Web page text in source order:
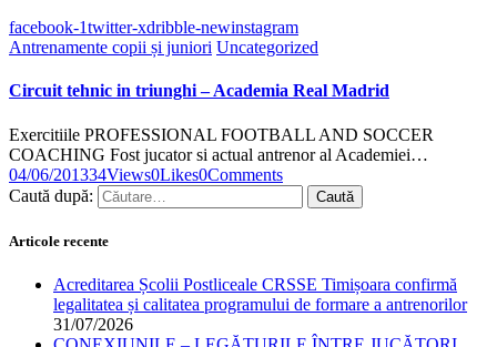
facebook-1twitter-xdribble-newinstagram
Antrenamente copii și juniori Uncategorized
Circuit tehnic in triunghi – Academia Real Madrid
Exercitiile PROFESSIONAL FOOTBALL AND SOCCER
COACHING Fost jucator si actual antrenor al Academiei…
04/06/201334Views0Likes0Comments
Caută după:
Articole recente
Acreditarea Școlii Postliceale CRSSE Timișoara confirmă
legalitatea și calitatea programului de formare a antrenorilor
31/07/2026